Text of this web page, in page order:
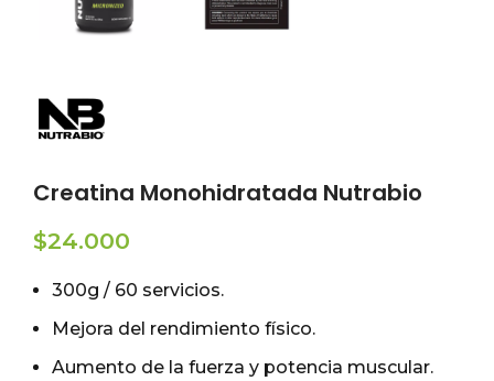
Creatina Monohidratada Nutrabio
$24.000
300g / 60 servicios.
Mejora del rendimiento físico.
Aumento de la fuerza y potencia muscular.